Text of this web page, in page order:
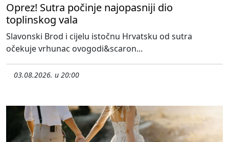
Oprez! Sutra počinje najopasniji dio
toplinskog vala
Slavonski Brod i cijelu istočnu Hrvatsku od sutra
očekuje vrhunac ovogodi&scaron...
03.08.2026. u 20:00